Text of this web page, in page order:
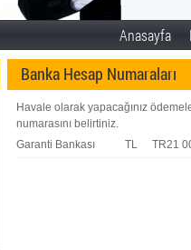
Anasayfa
Banka Hesap Numaraları
Havale olarak yapacağınız
numarasını belirtiniz.
Garanti Bankası
TL TR21